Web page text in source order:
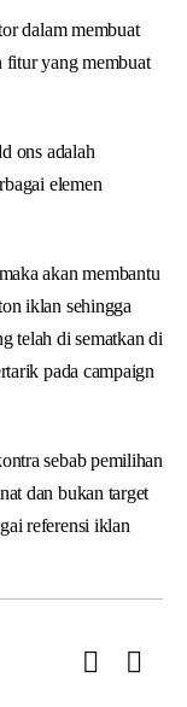
dalam membuat
fitur yang membuat
ons adalah
elemen
akan membantu
iklan sehingga
telah di sematkan di
pada campaign
sebab pemilihan
dan bukan target
referensi iklan